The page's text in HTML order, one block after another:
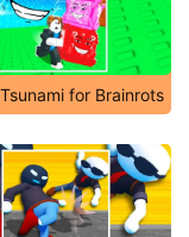
for Brainrots